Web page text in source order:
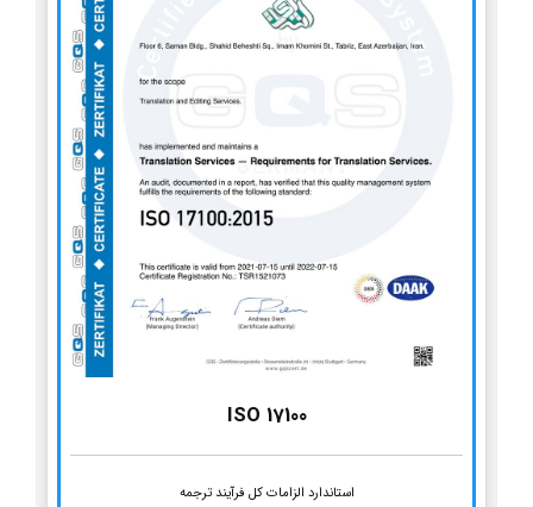
ISO 17100
استاندارد الزامات کل فرآیند ترجمه